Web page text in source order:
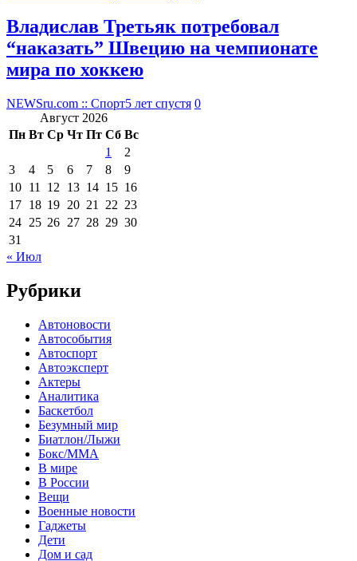
Владислав Третьяк потребовал
“наказать” Швецию на чемпионате
мира по хоккею
NEWSru.com :: Спорт5 лет спустя 0
Август 2026
Пн Вт Ср Чт Пт Сб Вс
1
2
3
4 5 6 7 8
9
10 11 12 13 14 15 16
17 18 19 20 21 22 23
24 25 26 27 28 29 30
31
« Июл
Рубрики
Автоновости
Автособытия
Автоспорт
Автоэксперт
Актеры
Аналитика
Баскетбол
Безумный мир
Биатлон/Лыжи
Бокс/MMA
В мире
В России
Вещи
Военные новости
Гаджеты
Дети
Дом и сад